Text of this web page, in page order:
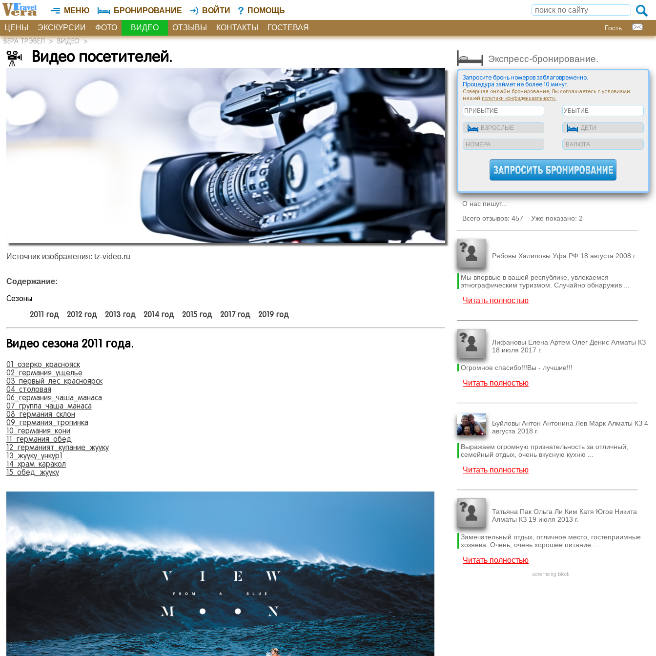
МЕНЮ БРОНИРОВАНИЕ ВОЙТИ ПОМОЩЬ
ЦЕНЫ ЭКСКУРСИИ ФОТО ВИДЕО ОТЗЫВЫ КОНТАКТЫ ГОСТЕВАЯ Гость
ВЕРА ТРЭВЕЛ>ВИДЕО>
Видео посетителей.
Источник изображения: tz-video.ru
Содержание:
Сезоны:
2011 год 2012 год 2013 год 2014 год 2015 год 2017 год 2019 год
Видео сезона 2011 года.
01_озерко_краснояск
02_германия_ущелье
03_первый_лес_красноярск
04_столовая
06_германия_чаша_манаса
07_группа_чаша_манаса
08_германия_склон
09_германия_тропинка
10_германия_кони
11_германия_обед
12_германият_купание_жууку
13_жууку_ункур1
14_храм_каракол
15_обед_жууку
Экспресс-бронирование.
Запросите бронь номеров заблаговременно.
Процедура займет не более 10 минут.
Совершая онлайн бронирование, Вы соглашаетесь с условиями
нашей
политики конфиденциальности. .
О нас пишут...
Всего отзывов: 457 Уже показано: 2
Рябовы Халиловы Уфа РФ 18 августа 2008 г.
Мы впервые в вашей республике, увлекаемся
этнографическим туризмом. Случайно обнаружив ...
Читать полностью
Лифановы Елена Артем Олег Денис Алматы КЗ
18 июля 2017 г.
Огромное спасибо!!!Вы - лучшие!!!
Читать полностью
Буйловы Антон Антонина Лев Марк Алматы КЗ 4
августа 2018 г.
Выражаем огромную признательность за отличный,
семейный отдых, очень вкусную кухню ...
Читать полностью
Татьяна Пак Ольга Ли Ким Катя Югов Никита
Алматы КЗ 19 июля 2013 г.
Замечательный отдых, отличное место, гостеприимные
хозяева. Очень, очень хорошее питание. ...
Читать полностью
advertising block